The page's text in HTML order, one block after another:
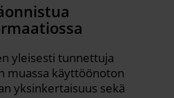
yleisesti tunnettuja
muassa käyttöönoton
yksinkertaisuus sekä